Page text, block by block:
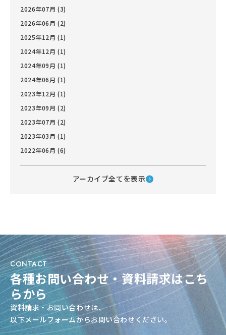
2026年07月 (3)
2026年06月 (2)
2025年12月 (1)
2024年12月 (1)
2024年09月 (1)
2024年06月 (1)
2023年12月 (1)
2023年09月 (2)
2023年07月 (2)
2023年03月 (1)
2022年06月 (6)
アーカイブ全てを表示
CONTACT
各種お問い合わせ・資料請求はこち
らから
資料請求・お問い合わせは、
以下メールフォームからお問い合わせください。